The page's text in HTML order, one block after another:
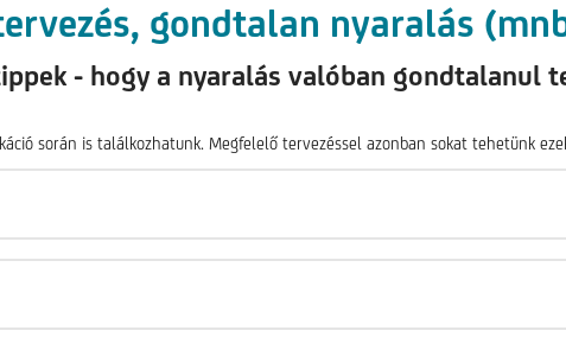
gondtalan nyaralás
- hogy a nyaralás valóban gondtalanul
során is találkozhatunk. Megfelelő tervezéssel azonban sokat tehetünk